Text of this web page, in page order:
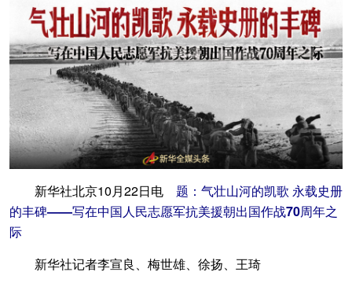
新华社北京10月22日电 题：气壮山河的凯歌 永载史册
的丰碑——写在中国人民志愿军抗美援朝出国作战70周年之
际
新华社记者李宣良、梅世雄、徐扬、王琦